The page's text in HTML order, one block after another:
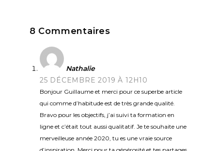
8 Commentaires
Nathalie
25 DÉCEMBRE 2019 À 12H10
Bonjour Guillaume et merci pour ce superbe article
qui comme d’habitude est de très grande qualité.
Bravo pour les objectifs, j’ai suivi ta formation en
ligne et c’était tout aussi qualitatif. Je te souhaite une
merveilleuse année 2020, tu es une vraie source